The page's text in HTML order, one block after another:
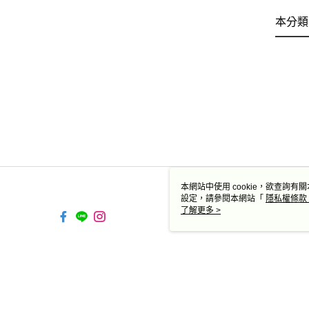
本分
本網站中使用 cookie，欲查詢有
設定，請參閱本網站「 隱私權條款
使用 cookie。
了解更多 >